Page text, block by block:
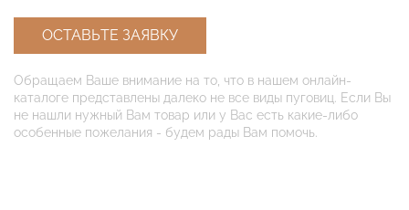
ОСТАВЬТЕ ЗАЯВКУ
Обращаем Ваше внимание на то, что в нашем онлайн-
каталоге представлены далеко не все виды пуговиц. Если Вы
не нашли нужный Вам товар или у Вас есть какие-либо
особенные пожелания - будем рады Вам помочь.